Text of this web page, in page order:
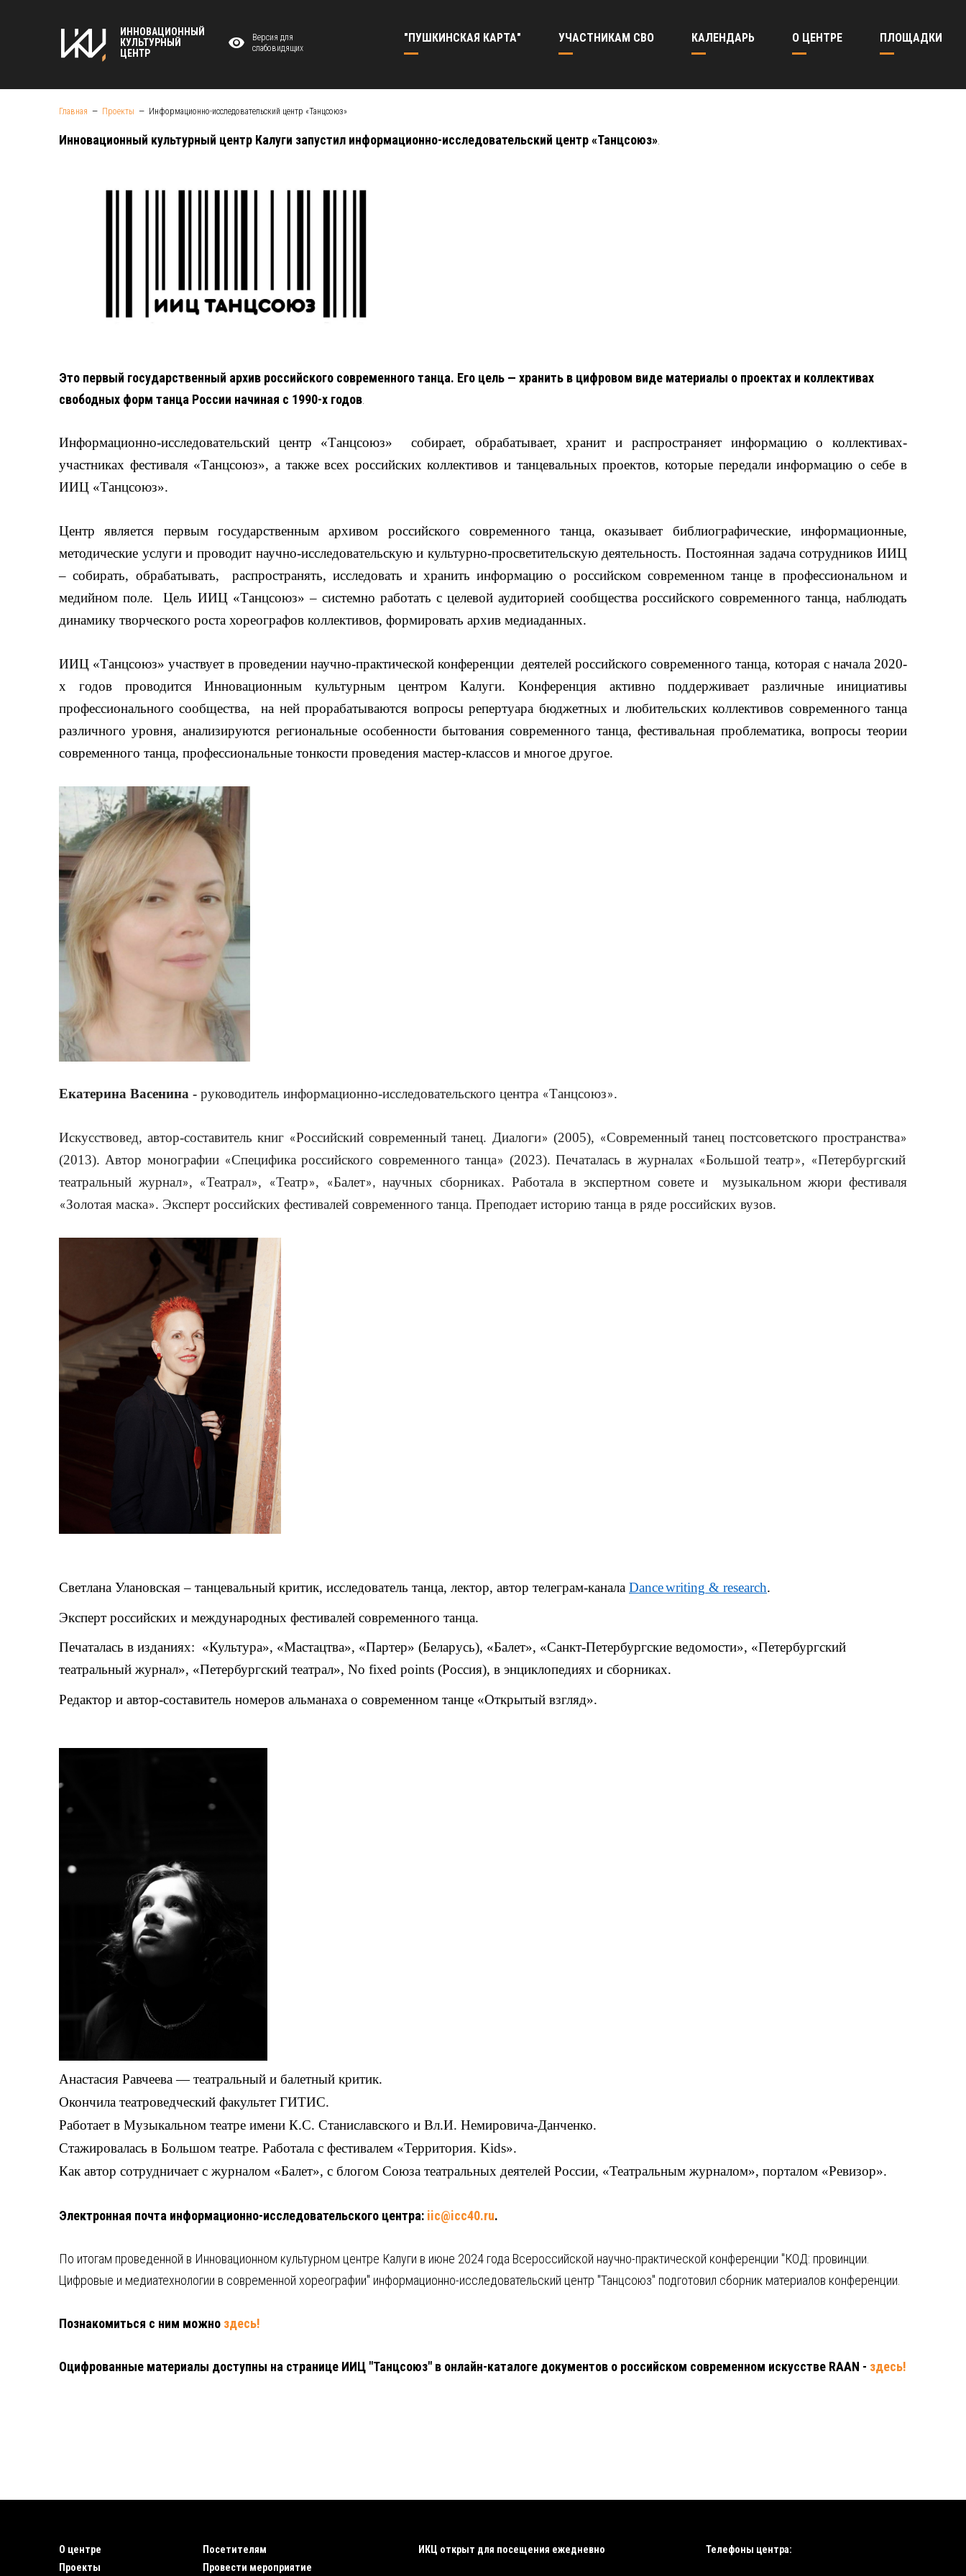
ИННОВАЦИОННЫЙ
КУЛЬТУРНЫЙ
ЦЕНТР
Версия для
слабовидящих
"ПУШКИНСКАЯ КАРТА" УЧАСТНИКАМ СВО КАЛЕНДАРЬ О ЦЕНТРЕ ПЛОЩАДКИ
Главная Проекты Информационно-исследовательский центр «Танцсоюз»
Инновационный культурный центр Калуги запустил информационно-исследовательский центр «Танцсоюз»
Это первый государственный архив российского современного танца. Его цель — хранить в цифровом виде материалы о проектах и коллективах
свободных форм танца России начиная с 1990-х годов
Информационно-исследовательский центр «Танцсоюз» собирает, обрабатывает, хранит и распространяет информацию о коллективах-
участниках фестиваля «Танцсоюз», а также всех российских коллективов и танцевальных проектов, которые передали информацию о себе в
ИИЦ «Танцсоюз».
Центр является первым государственным архивом российского современного танца, оказывает библиографические, информационные,
методические услуги и проводит научно-исследовательскую и культурно-просветительскую деятельность. Постоянная задача сотрудников ИИЦ
– собирать, обрабатывать, распространять, исследовать и хранить информацию о российском современном танце в профессиональном и
медийном поле. Цель ИИЦ «Танцсоюз» – системно работать с целевой аудиторией сообщества российского современного танца, наблюдать
динамику творческого роста хореографов коллективов, формировать архив медиаданных.
ИИЦ «Танцсоюз» участвует в проведении научно-практической конференции деятелей российского современного танца, которая с начала 2020-
х годов проводится Инновационным культурным центром Калуги. Конференция активно поддерживает различные инициативы
профессионального сообщества, на ней прорабатываются вопросы репертуара бюджетных и любительских коллективов современного танца
различного уровня, анализируются региональные особенности бытования современного танца, фестивальная проблематика, вопросы теории
современного танца, профессиональные тонкости проведения мастер-классов и многое другое.
Екатерина Васенина - руководитель информационно-исследовательского центра «Танцсоюз».
Искусствовед, автор-составитель книг «Российский современный танец. Диалоги» (2005), «Современный танец постсоветского пространства»
(2013). Автор монографии «Специфика российского современного танца» (2023). Печаталась в журналах «Большой театр», «Петербургский
театральный журнал», «Театрал», «Театр», «Балет», научных сборниках. Работала в экспертном совете и музыкальном жюри фестиваля
«Золотая маска». Эксперт российских фестивалей современного танца. Преподает историю танца в ряде российских вузов.
Светлана Улановская – танцевальный критик, исследователь танца, лектор, автор телеграм-канала Dancewriting & research.
Эксперт российских и международных фестивалей современного танца.
Печаталась в изданиях: «Культура», «Мастацтва», «Партер» (Беларусь), «Балет», «Санкт-Петербургские ведомости», «Петербургский
театральный журнал», «Петербургский театрал», No fixed points (Россия), в энциклопедиях и сборниках.
Редактор и автор-составитель номеров альманаха о современном танце «Открытый взгляд».
Анастасия Равчеева — театральный и балетный критик.
Окончила театроведческий факультет ГИТИС.
Работает в Музыкальном театре имени К.С. Станиславского и Вл.И. Немировича-Данченко.
Стажировалась в Большом театре. Работала с фестивалем «Территория. Kids».
Как автор сотрудничает с журналом «Балет», с блогом Союза театральных деятелей России, «Театральным журналом», порталом «Ревизор».
Электронная почта информационно-исследовательского центра: iic@icc40.ru.
По итогам проведенной в Инновационном культурном центре Калуги в июне 2024 года Всероссийской научно-практической конференции "КОД: провинции.
Цифровые и медиатехнологии в современной хореографии" информационно-исследовательский центр "Танцсоюз" подготовил сборник материалов конференции.
Познакомиться с ним можно здесь!
Оцифрованные материалы доступны на странице ИИЦ "Танцсоюз" в онлайн-каталоге документов о российском современном искусстве RAAN - здесь!
О центре
Проекты
Посетителям
Провести мероприятие
ИКЦ открыт для посещения ежедневно Телефоны центра: